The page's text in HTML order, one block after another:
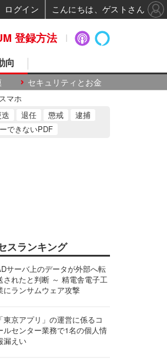
向
セキュリティとお金
スマホ
退任 懲戒
逮捕
できないPDF
スランキング
サーバ上のデータが外部へ転
されたと判断 ～ 精電舎電子工
にランサムウェア攻撃
「東京アプリ」の運営に係るコ
ルセンター業務で1名の個人情
漏えい
登録方法
ログイン こんにちは、ゲストさん